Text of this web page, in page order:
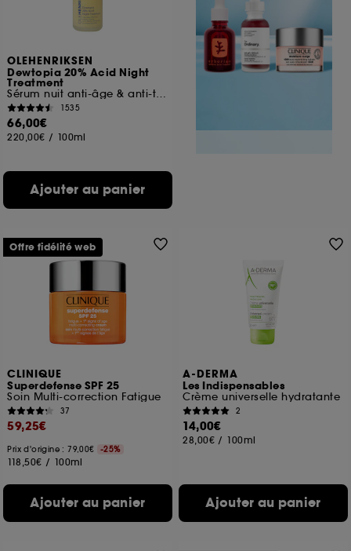
OLEHENRIKSEN
Dewtopia 20% Acid Night
Treatment
Sérum nuit anti-âge & anti-taches AHA + PHA
1535
66,00€
220,00€ / 100ml
Ajouter au panier
CLINIQUE
Superdefense SPF 25
Soin Multi-correction Fatigue
37
59,25€
Prix d'origine : 79,00€ -25%
118,50€ / 100ml
Ajouter au panier
Offre fidélité web
A-DERMA
Les Indispensables
Crème universelle hydratante
2
14,00€
28,00€ / 100ml
Ajouter au panier